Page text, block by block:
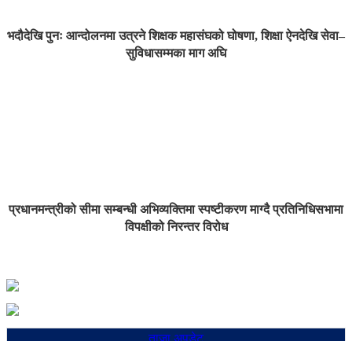
भदौदेखि पुनः आन्दोलनमा उत्रने शिक्षक महासंघको घोषणा, शिक्षा ऐनदेखि सेवा–
सुविधासम्मका माग अघि
प्रधानमन्त्रीको सीमा सम्बन्धी अभिव्यक्तिमा स्पष्टीकरण माग्दै प्रतिनिधिसभामा
विपक्षीको निरन्तर विरोध
ताजा अपडेट